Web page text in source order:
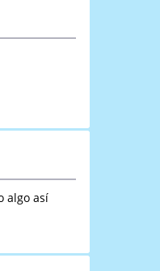
algo así